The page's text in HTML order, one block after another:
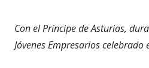
Con el Príncipe de Asturias,
Jóvenes Empresarios celebrado